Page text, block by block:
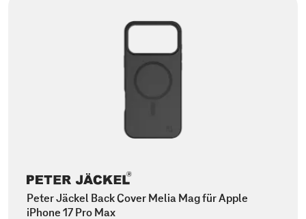
Peter Jäckel Back Cover Melia Mag für Apple
iPhone 17 Pro Max